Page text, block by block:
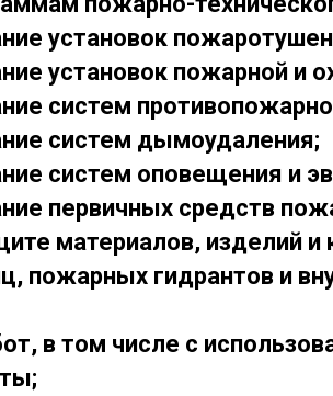
установок
установок пожарной и
систем
систем дымоудаления;
систем оповещения и
первичных средств
материалов, изделий и
пожарных гидрантов и
в том числе с